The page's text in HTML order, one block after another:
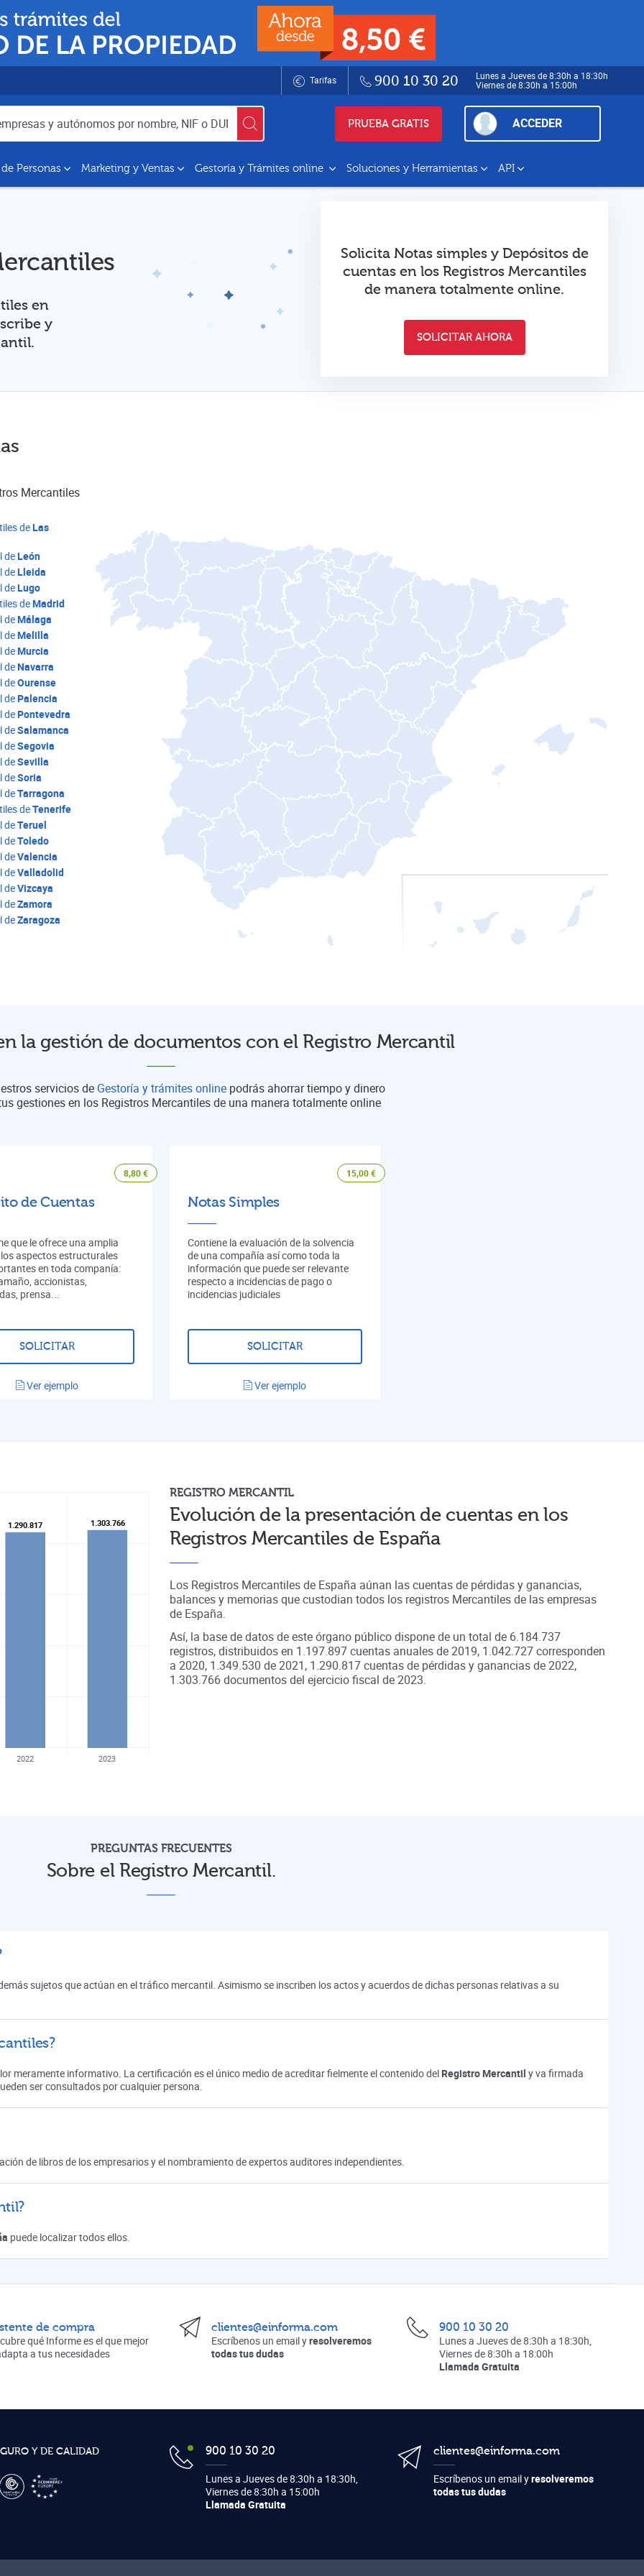
Tarifas 900 10 30 20
Lunes a Jueves de 8:30h a 18:30h
Viernes de 8:30h a 15:00h
PRUEBA GRATIS ACCEDER
Personas Marketing y Ventas Gestoría y Trámites online Soluciones y Herramientas API
en
y
Solicita Notas simples y Depósitos de
cuentas en los Registros Mercantiles
de manera totalmente online.
SOLICITAR AHORA
Mercantiles
deLas
deLeón
deLleida
deLugo
deMadrid
deMálaga
deMelilla
deMurcia
deNavarra
deOurense
dePalencia
dePontevedra
deSalamanca
deSegovia
deSevilla
deSoria
deTarragona
deTenerife
deTeruel
deToledo
deValencia
deValladolid
deVizcaya
deZamora
deZaragoza
la gestión de documentos con el Registro Mercantil
servicios de Gestoría y trámites online podrás ahorrar tiempo y dinero
gestiones en los Registros Mercantiles de una manera totalmente online
8,80€
de Cuentas
que le ofrece una amplia
aspectos estructurales
en toda companía:
accionistas,
prensa...
SOLICITAR
Ver ejemplo
15,00€
Notas Simples
Contiene la evaluación de la solvencia
de una compañía así como toda la
información que puede ser relevante
respecto a incidencias de pago o
incidencias judiciales
SOLICITAR
Ver ejemplo
REGISTRO MERCANTIL
Evolución de la presentación de cuentas enlos
Registros Mercantiles de España
Los Registros Mercantiles de España aúnan las cuentas de pérdidas y ganancias,
balances y memorias que custodian todos los registros Mercantilesde las empresas
de España.
Así, la base de datos de este órgano público dispone de un total de 6.184.737
registros, distribuidos en 1.197.897cuentas anuales de2019, 1.042.727corresponden
a 2020, 1.349.530 de2021, 1.290.817cuentas de pérdidas y ganancias de2022,
1.303.766documentos del ejercicio fiscal de2023.
1.290.817
1.290.817 1.303.766
1.303.766
2022 2023
PREGUNTAS FRECUENTES
Sobre el Registro Mercantil.
sujetos que actúan en el tráfico mercantil. Asimismo se inscriben los actos y acuerdos de dichas personas relativas a su
meramente informativo. La certificación es el único medio de acreditar fielmente el contenido del Registro Mercantil y va firmada
ser consultados por cualquier persona.
de libros de los empresarios y el nombramiento de expertos auditores independientes.
puede localizar todos ellos.
de compra
qué Informe es el que mejor
a tus necesidades
clientes@einforma.com
Escríbenos un email yresolveremos
todas tus dudas
900 10 30 20
Lunes a Jueves de 8:30h a 18:30h,
Viernes de 8:30h a 18:00h
Llamada Gratuita
Y DE CALIDAD 900 10 30 20
Lunes a Jueves de 8:30h a 18:30h,
Viernes de 8:30h a 15:00h
Llamada Gratuita
clientes@einforma.com
Escríbenos un email yresolveremos
todas tus dudas